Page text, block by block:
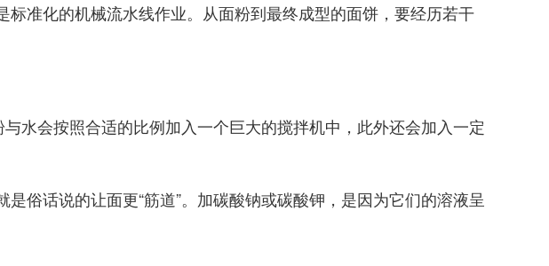
准化的机械流水线作业。从面粉到最终成型的面饼，要经历若干
水会按照合适的比例加入一个巨大的搅拌机中，此外还会加入一定
俗话说的让面更“筋道”。加碳酸钠或碳酸钾，是因为它们的溶液呈